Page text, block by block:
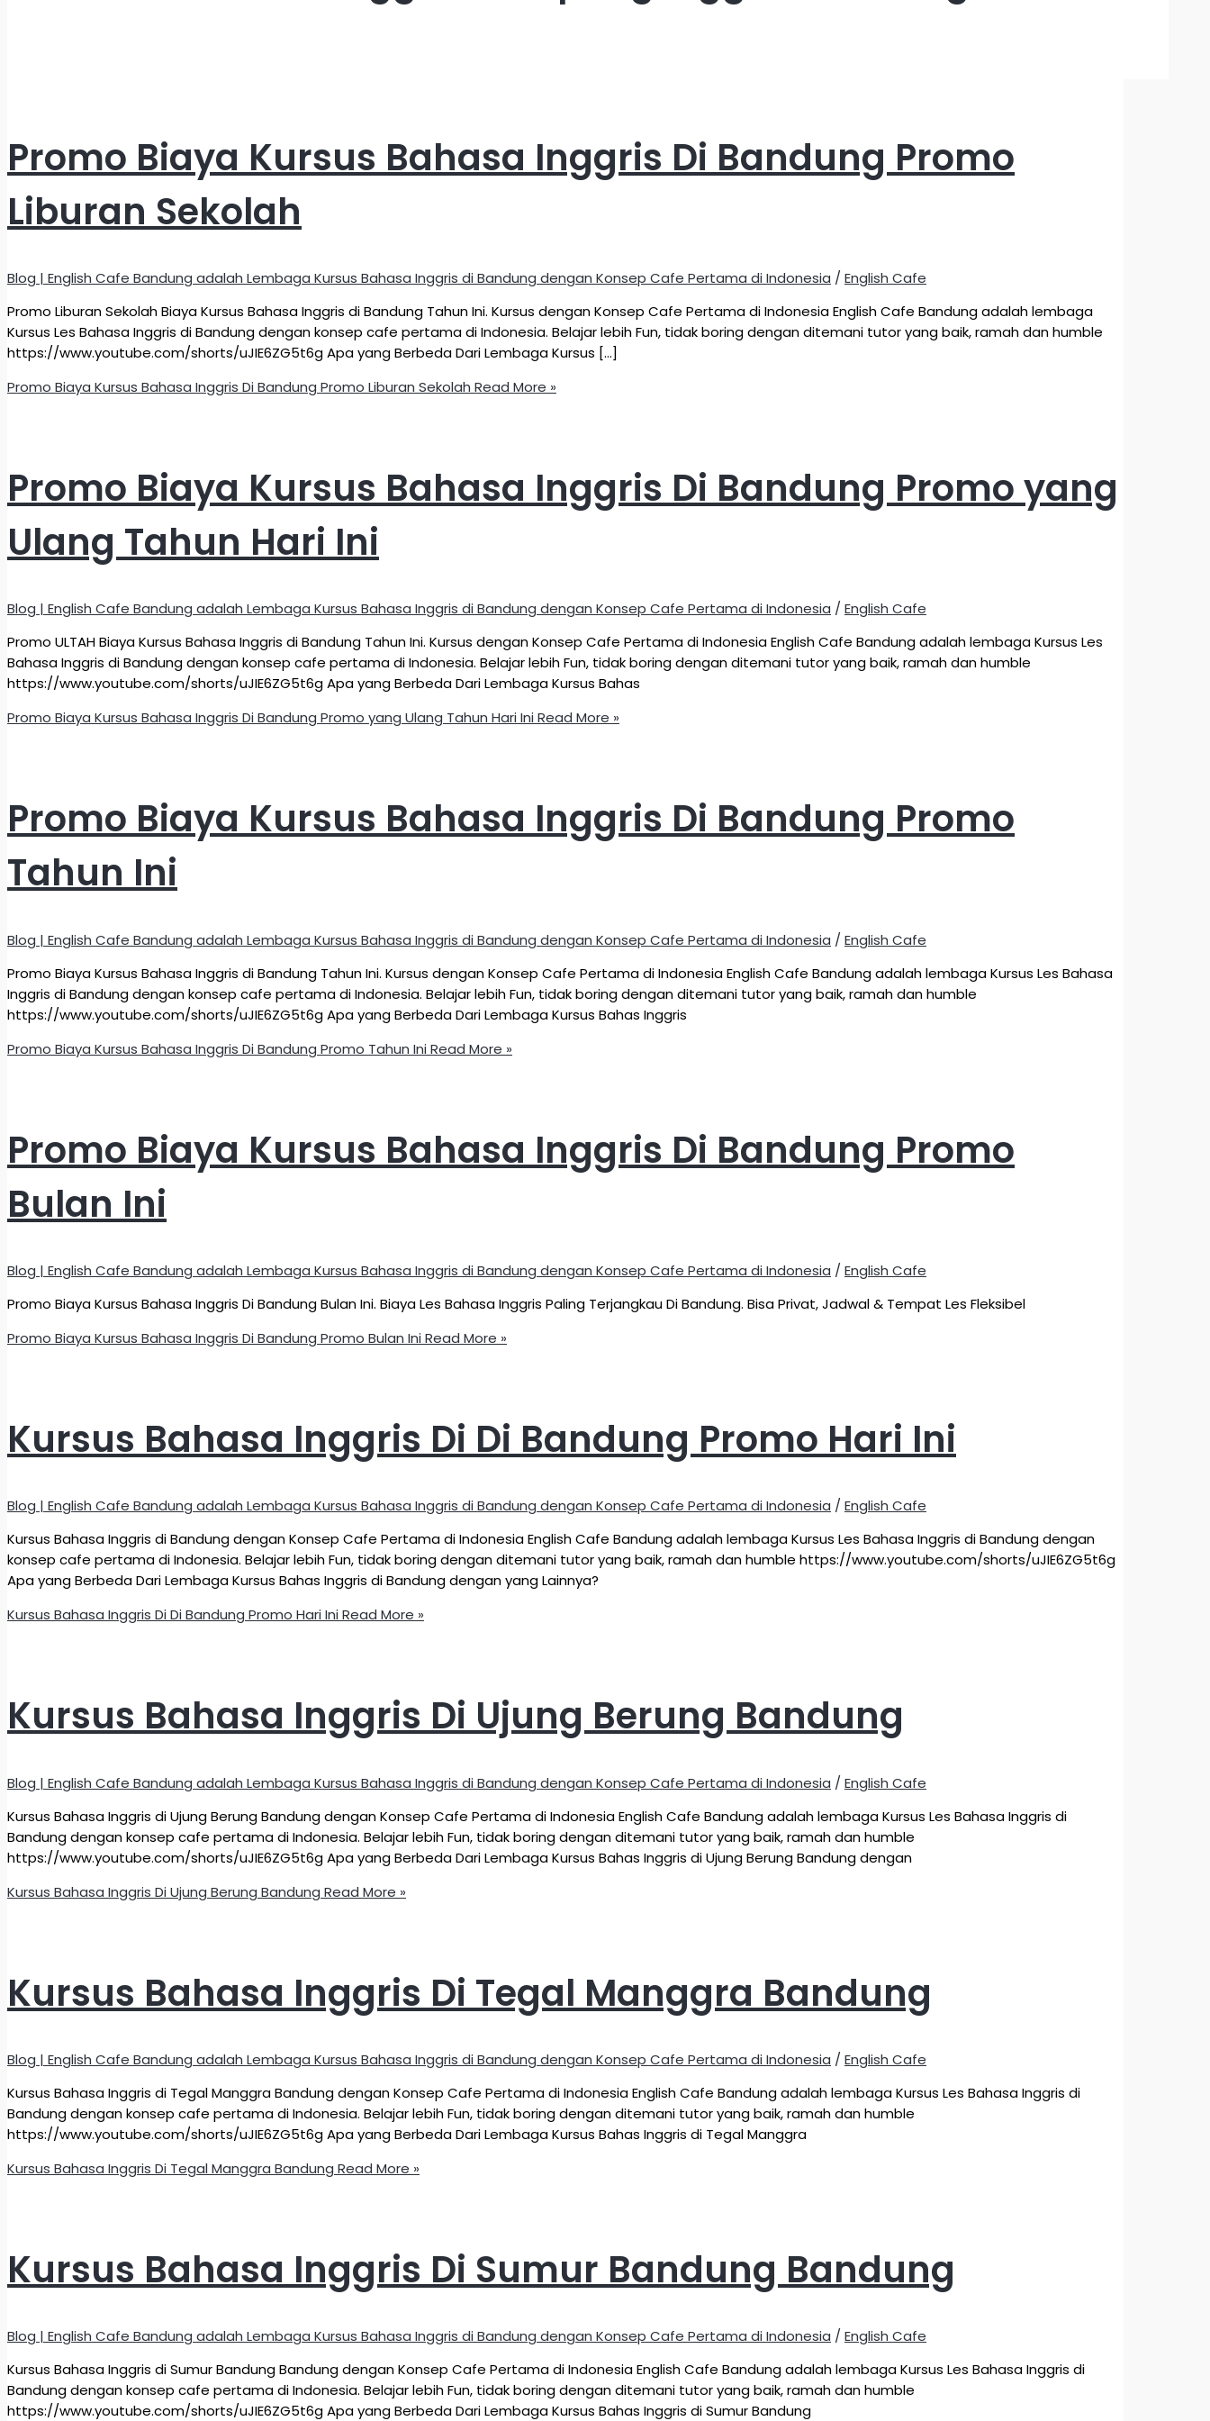
Promo Biaya Kursus Bahasa Inggris Di Bandung Promo
Liburan Sekolah
Blog | English Cafe Bandung adalah Lembaga Kursus Bahasa Inggris di Bandung dengan Konsep Cafe Pertama di Indonesia /English Cafe
Promo Liburan Sekolah Biaya Kursus Bahasa Inggris di Bandung Tahun Ini. Kursus dengan Konsep Cafe Pertama di Indonesia English Cafe Bandung adalah lembaga
Kursus Les Bahasa Inggris di Bandung dengan konsep cafe pertama di Indonesia. Belajar lebih Fun, tidak boring dengan ditemani tutor yang baik, ramah dan humble
https://www.youtube.com/shorts/uJIE6ZG5t6g Apa yang Berbeda Dari Lembaga Kursus […]
Promo Biaya Kursus Bahasa Inggris Di Bandung Promo Liburan Sekolah Read More »
Promo Biaya Kursus Bahasa Inggris Di Bandung Promo yang
Ulang Tahun Hari Ini
Blog | English Cafe Bandung adalah Lembaga Kursus Bahasa Inggris di Bandung dengan Konsep Cafe Pertama di Indonesia / English Cafe
Promo ULTAH Biaya Kursus Bahasa Inggris di Bandung Tahun Ini. Kursus dengan Konsep Cafe Pertama di Indonesia English Cafe Bandung adalah lembaga Kursus Les
Bahasa Inggris di Bandung dengan konsep cafe pertama di Indonesia. Belajar lebih Fun, tidak boring dengan ditemani tutor yang baik, ramah dan humble
https://www.youtube.com/shorts/uJIE6ZG5t6g Apa yang Berbeda Dari Lembaga Kursus Bahas
Promo Biaya Kursus Bahasa Inggris Di Bandung Promo yang Ulang Tahun Hari IniRead More »
Promo Biaya Kursus Bahasa Inggris Di Bandung Promo
Tahun Ini
Blog | English Cafe Bandung adalah Lembaga Kursus Bahasa Inggris di Bandung dengan Konsep Cafe Pertama di Indonesia /English Cafe
Promo Biaya Kursus Bahasa Inggris di Bandung Tahun Ini. Kursus dengan Konsep Cafe Pertama di Indonesia English Cafe Bandung adalah lembaga Kursus Les Bahasa
Inggris di Bandung dengan konsep cafe pertama di Indonesia. Belajar lebih Fun, tidak boring dengan ditemani tutor yang baik, ramah dan humble
https://www.youtube.com/shorts/uJIE6ZG5t6g Apa yang Berbeda Dari Lembaga Kursus Bahas Inggris
Promo Biaya Kursus Bahasa Inggris Di Bandung Promo Tahun IniRead More »
Promo Biaya Kursus Bahasa Inggris Di Bandung Promo
Bulan Ini
Blog | English Cafe Bandung adalah Lembaga Kursus Bahasa Inggris di Bandung dengan Konsep Cafe Pertama di Indonesia / English Cafe
Promo Biaya Kursus Bahasa Inggris Di Bandung Bulan Ini. Biaya Les Bahasa Inggris Paling Terjangkau Di Bandung. Bisa Privat, Jadwal & Tempat Les Fleksibel
Promo Biaya Kursus Bahasa Inggris Di Bandung Promo Bulan IniRead More »
Kursus Bahasa Inggris Di Di Bandung Promo Hari Ini
Blog | English Cafe Bandung adalah Lembaga Kursus Bahasa Inggris di Bandung dengan Konsep Cafe Pertama di Indonesia / English Cafe
Kursus Bahasa Inggris di Bandung dengan Konsep Cafe Pertama di Indonesia English Cafe Bandung adalah lembaga Kursus Les Bahasa Inggris di Bandung dengan
konsep cafe pertama di Indonesia. Belajar lebih Fun, tidak boring dengan ditemani tutor yang baik, ramah dan humble https://www.youtube.com/shorts/uJIE6ZG5t6g
Apa yang Berbeda Dari Lembaga Kursus Bahas Inggris di Bandung dengan yang Lainnya?
Kursus Bahasa Inggris Di Di Bandung Promo Hari IniRead More »
Kursus Bahasa Inggris Di Ujung Berung Bandung
Blog | English Cafe Bandung adalah Lembaga Kursus Bahasa Inggris di Bandung dengan Konsep Cafe Pertama di Indonesia /English Cafe
Kursus Bahasa Inggris di Ujung Berung Bandung dengan Konsep Cafe Pertama di Indonesia English Cafe Bandung adalah lembaga Kursus Les Bahasa Inggris di
Bandung dengan konsep cafe pertama di Indonesia. Belajar lebih Fun, tidak boring dengan ditemani tutor yang baik, ramah dan humble
https://www.youtube.com/shorts/uJIE6ZG5t6g Apa yang Berbeda Dari Lembaga Kursus Bahas Inggris di Ujung Berung Bandung dengan
Kursus Bahasa Inggris Di Ujung Berung Bandung Read More »
Kursus Bahasa Inggris Di Tegal Manggra Bandung
Blog | English Cafe Bandung adalah Lembaga Kursus Bahasa Inggris di Bandung dengan Konsep Cafe Pertama di Indonesia / English Cafe
Kursus Bahasa Inggris di Tegal Manggra Bandung dengan Konsep Cafe Pertama di Indonesia English Cafe Bandung adalah lembaga Kursus Les Bahasa Inggris di
Bandung dengan konsep cafe pertama di Indonesia. Belajar lebih Fun, tidak boring dengan ditemani tutor yang baik, ramah dan humble
https://www.youtube.com/shorts/uJIE6ZG5t6g Apa yang Berbeda Dari Lembaga Kursus Bahas Inggris di Tegal Manggra
Kursus Bahasa Inggris Di Tegal Manggra Bandung Read More »
Kursus Bahasa Inggris Di Sumur Bandung Bandung
Blog | English Cafe Bandung adalah Lembaga Kursus Bahasa Inggris di Bandung dengan Konsep Cafe Pertama di Indonesia / English Cafe
Kursus Bahasa Inggris di Sumur Bandung Bandung dengan Konsep Cafe Pertama di Indonesia English Cafe Bandung adalah lembaga Kursus Les Bahasa Inggris di
Bandung dengan konsep cafe pertama di Indonesia. Belajar lebih Fun, tidak boring dengan ditemani tutor yang baik, ramah dan humble
https://www.youtube.com/shorts/uJIE6ZG5t6g Apa yang Berbeda Dari Lembaga Kursus Bahas Inggris di Sumur Bandung